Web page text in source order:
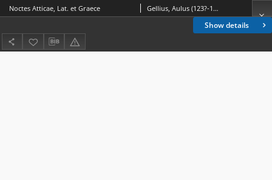
Show details
Noctes Atticae, Lat. et Graece Gellius, Aulus (123?-180?)